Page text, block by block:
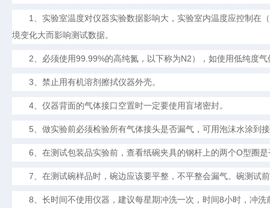
1 、实验室温度对仪器实验数据影响大，实验室内温度应控制在（
境变化大而影响测试数据。
2、必须使用99.99%的高纯氮，以下称为N2 ），如使用低纯度
3、禁止用有机溶剂擦拭仪器外壳。
4、仪器背面的气体接口空置时一定要使用盲堵密封。
5、做实验前必须检验所有气体接头是否漏气，可用泡沫水涂到
6、在测试包装品实验前，查看纸碗夹具的钢杆上的两个O型圈
7、在测试碗样品时，碗边应该要平整，不平整会漏气。碗测试
8、长时间不使用仪器，建议每星期冲洗一次，时间8小时，冲洗